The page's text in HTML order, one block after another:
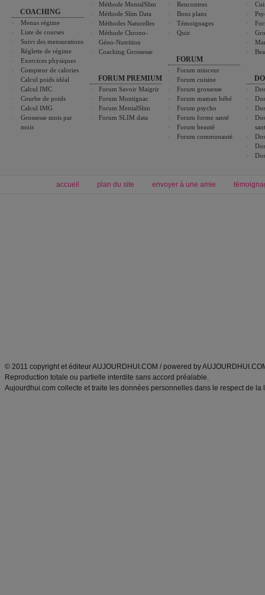
COACHING
Menus régime
Liste de courses
Suivi des mensurations
Réglette de régime
Exercices physiques
Compteur de calories
Calcul poids idéal
Calcul IMC
Courbe de poids
Calcul IMG
Grossesse mois par
mois
Méthode MentalSlim
Méthode Slim Data
Méthodes Naturelles
Méthode Chrono-
Géno-Nutrition
Coaching Grossesse
FORUM PREMIUM
Forum Savoir Maigrir
Forum Montignac
Forum MentalSlim
Forum SLIM data
Rencontres
Bons plans
Témoignages
Quiz
FORUM
Forum minceur
Forum cuisine
Forum grossesse
Forum maman bébé
Forum psycho
Forum forme santé
Forum beauté
Forum communauté
accueil plan du site envoyer à une amie
© 2011 copyright et éditeur AUJOURDHUI.COM / powered by
Reproduction totale ou partielle interdite sans accord préalable.
Aujourdhui.com collecte et traite les données personnelles dans le respect de